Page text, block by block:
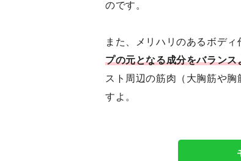
のです。
また、メリハリのあるボデ
プの元となる成分をバランス
スト周辺の筋肉（大胸筋や
すよ。